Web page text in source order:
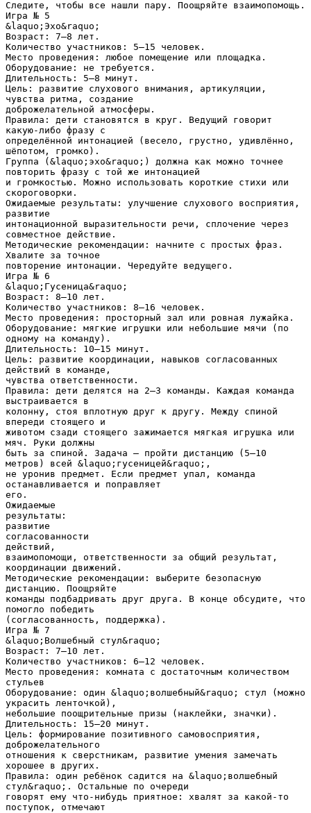
Следите, чтобы все нашли пару. Поощряйте взаимопомощь.
Игра № 5
&laquo;Эхо&raquo;
Возраст: 7–8 лет.
Количество участников: 5–15 человек.
Место проведения: любое помещение или площадка.
Оборудование: не требуется.
Длительность: 5–8 минут.
Цель: развитие слухового внимания, артикуляции,
чувства ритма, создание
доброжелательной атмосферы.
Правила: дети становятся в круг. Ведущий говорит
какую‑либо фразу с
определённой интонацией (весело, грустно, удивлённо,
шёпотом, громко).
Группа (&laquo;эхо&raquo;) должна как можно точнее
повторить фразу с той же интонацией
и громкостью. Можно использовать короткие стихи или
скороговорки.
Ожидаемые результаты: улучшение слухового восприятия,
развитие
интонационной выразительности речи, сплочение через
совместное действие.
Методические рекомендации: начните с простых фраз.
Хвалите за точное
повторение интонации. Чередуйте ведущего.
Игра № 6
&laquo;Гусеница&raquo;
Возраст: 8–10 лет.
Количество участников: 8–16 человек.
Место проведения: просторный зал или ровная лужайка.
Оборудование: мягкие игрушки или небольшие мячи (по
одному на команду).
Длительность: 10–15 минут.
Цель: развитие координации, навыков согласованных
действий в команде,
чувства ответственности.
Правила: дети делятся на 2–3 команды. Каждая команда
выстраивается в
колонну, стоя вплотную друг к другу. Между спиной
впереди стоящего и
животом сзади стоящего зажимается мягкая игрушка или
мяч. Руки должны
быть за спиной. Задача — пройти дистанцию (5–10
метров) всей &laquo;гусеницей&raquo;,
не уронив предмет. Если предмет упал, команда
останавливается и поправляет
его.
Ожидаемые
результаты:
развитие
согласованности
действий,
взаимопомощи, ответственности за общий результат,
координации движений.
Методические рекомендации: выберите безопасную
дистанцию. Поощряйте
команды подбадривать друг друга. В конце обсудите, что
помогло победить
(согласованность, поддержка).
Игра № 7
&laquo;Волшебный стул&raquo;
Возраст: 7–10 лет.
Количество участников: 6–12 человек.
Место проведения: комната с достаточным количеством
стульев
Оборудование: один &laquo;волшебный&raquo; стул (можно
украсить ленточкой),
небольшие поощрительные призы (наклейки, значки).
Длительность: 15–20 минут.
Цель: формирование позитивного самовосприятия,
доброжелательного
отношения к сверстникам, развитие умения замечать
хорошее в других.
Правила: один ребёнок садится на &laquo;волшебный
стул&raquo;. Остальные по очереди
говорят ему что‑нибудь приятное: хвалят за какой‑то
поступок, отмечают